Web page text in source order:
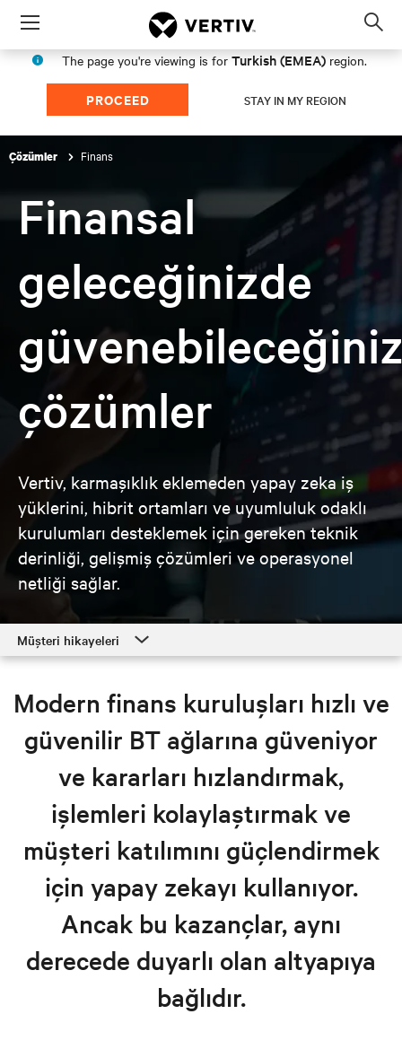
Menu
The page you're viewing is for Turkish (EMEA) region.
PROCEED STAY IN MY REGION
Çözümler Finans
Finansal
geleceğinizde
çözümler
Vertiv, karmaşıklık eklemeden yapay zeka iş
yüklerini, hibrit ortamları ve uyumluluk odaklı
kurulumları desteklemek için gereken teknik
derinliği, gelişmiş çözümleri ve operasyonel
netliği sağlar.
Müşteri hikayeleri
Finans çözümleri
Kaynaklar
Finans çözümlerini keşfedin
Modern finans kuruluşları hızlı ve
güvenilir BT ağlarına güveniyor
ve kararları hızlandırmak,
işlemleri kolaylaştırmak ve
müşteri katılımını güçlendirmek
için yapay zekayı kullanıyor.
Ancak bu kazançlar, aynı
derecede duyarlı olan altyapıya
bağlıdır.